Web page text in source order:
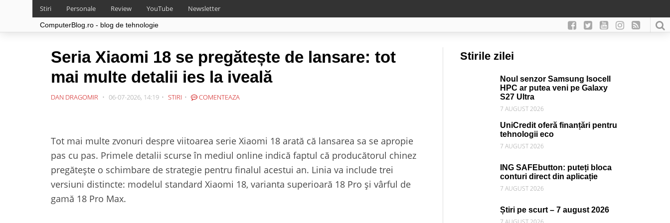
Stiri Personale Review YouTube Newsletter
ComputerBlog.ro - blog de tehnologie
Seria Xiaomi 18 se pregătește de lansare: tot
mai multe detalii ies la iveală
DAN DRAGOMIR 06-07-2026, 14:19 STIRI COMENTEAZA
Tot mai multe zvonuri despre viitoarea serie Xiaomi 18 arată că lansarea sa se apropie
pas cu pas. Primele detalii scurse în mediul online indică faptul că producătorul chinez
pregătește o schimbare de strategie pentru finalul acestui an. Linia va include trei
versiuni distincte: modelul standard Xiaomi 18, varianta superioară 18 Pro și vârful de
gamă 18 Pro Max.
Stirile zilei
Noul senzor Samsung Isocell
HPC ar putea veni pe Galaxy
S27 Ultra
7 AUGUST 2026
UniCredit oferă finanțări pentru
tehnologii eco
7 AUGUST 2026
ING SAFEbutton: puteți bloca
conturi direct din aplicație
7 AUGUST 2026
Știri pe scurt – 7 august 2026